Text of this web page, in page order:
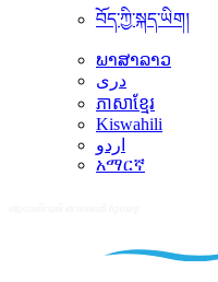
བོད་ཀྱི་སྐད་ཡིག།
ພາສາລາວ
دری
ភាសាខ្មែរ
Kiswahili
اردو
አማርኛ